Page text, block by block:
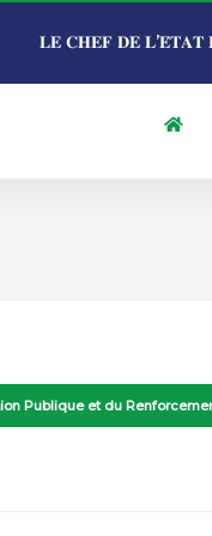
𝐋𝐄 𝐂𝐇𝐄𝐅 𝐃𝐄
𝐏𝐀𝐑𝐓 𝐀𝐔 𝟔𝟔ᵉ
ÉDUCATION
Publique et du